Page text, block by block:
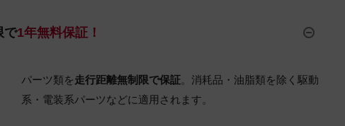
で1年無料保証！
パーツ類を走行距離無制限で保証。消耗品・油脂類を除く駆動
系・電装系パーツなどに適用されます。